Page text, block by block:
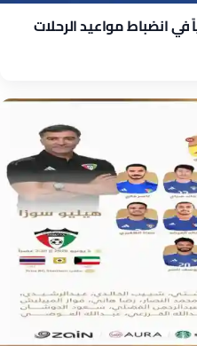
انضباط مواعيد الرحلات